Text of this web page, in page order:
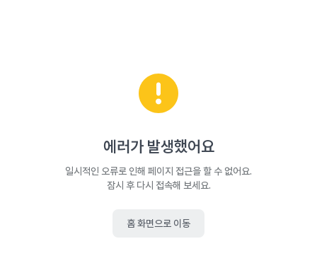
에러가 발생했어요
일시적인 오류로 인해 페이지 접근을 할 수 없어요.
잠시 후 다시 접속해 보세요.
홈 화면으로 이동